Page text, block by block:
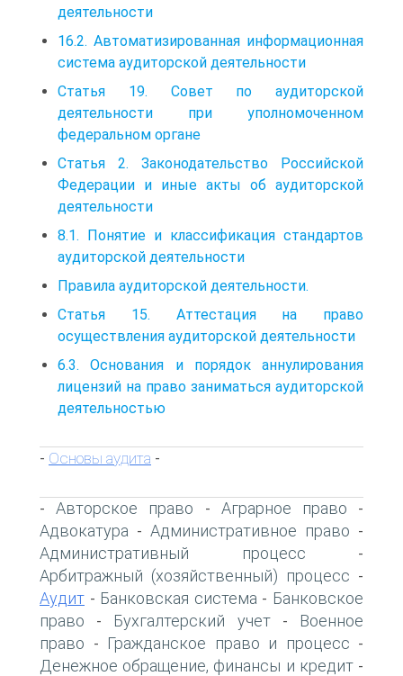
деятельности
16.2. Автоматизированная информационная
система аудиторской деятельности
Статья 19. Совет по аудиторской
деятельности при уполномоченном
федеральном органе
Статья 2. Законодательство Российской
Федерации и иные акты об аудиторской
деятельности
8.1. Понятие и классификация стандартов
аудиторской деятельности
Правила аудиторской деятельности.
Статья 15. Аттестация на право
осуществления аудиторской деятельности
6.3. Основания и порядок аннулирования
лицензий на право заниматься аудиторской
деятельностью
- Основы аудита -
-Авторское право - Аграрное право -
Адвокатура - Административное право -
Административный процесс -
Арбитражный (хозяйственный) процесс -
Аудит - Банковская система - Банковское
право - Бухгалтерский учет-
Военное
право - Гражданское право и процесс -
Денежное обращение, финансы и кредит-